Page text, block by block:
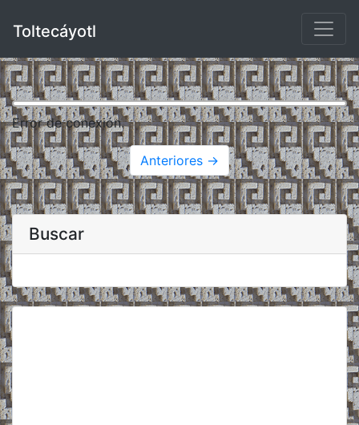
Toltecáyotl
Error de conexión.
Anteriores →
Buscar